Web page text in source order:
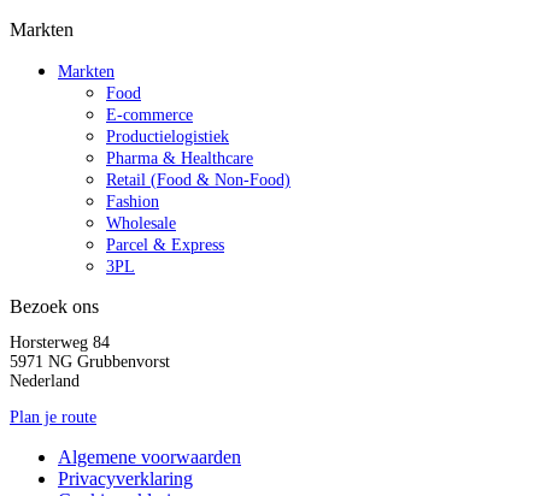
Markten
Markten
Food
E-commerce
Productielogistiek
Pharma & Healthcare
Retail (Food & Non-Food)
Fashion
Wholesale
Parcel & Express
3PL
Bezoek ons
Horsterweg 84
5971 NG Grubbenvorst
Nederland
Plan je route
Algemene voorwaarden
Privacyverklaring